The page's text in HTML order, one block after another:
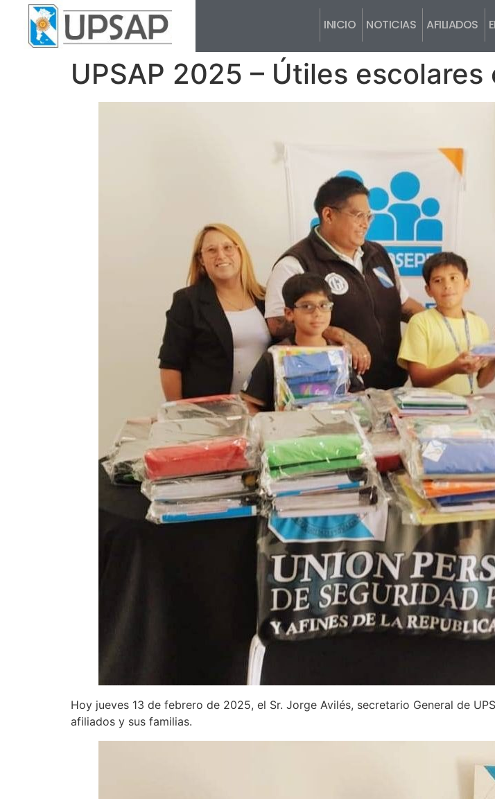
INICIO NOTICIAS AFILIADOS
UPSAP 2025 – Útiles
Hoy jueves 13 de febrero de 2025, el Sr. Jorge Avilés, secretario General de
afiliados y sus familias.